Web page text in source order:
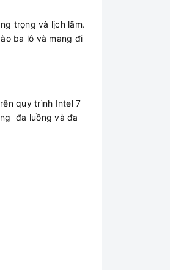
trọng và lịch lãm.
ba lô và mang đi
quy trình Intel 7
đa luồng và đa